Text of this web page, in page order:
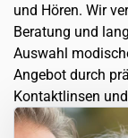
und Hören. Wir
Beratung und
Auswahl
Angebot durch
Kontaktlinsen